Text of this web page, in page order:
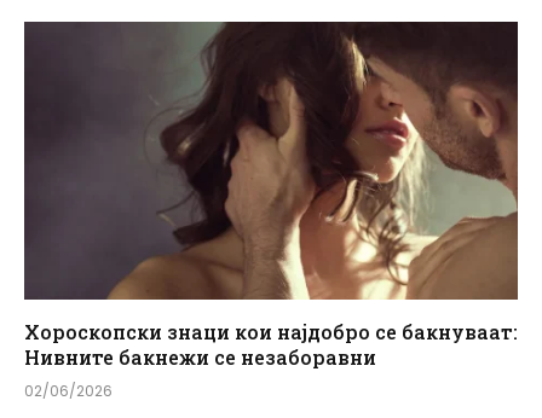
Хороскопски знаци кои најдобро се бакнуваат:
Нивните бакнежи се незаборавни
02/06/2026